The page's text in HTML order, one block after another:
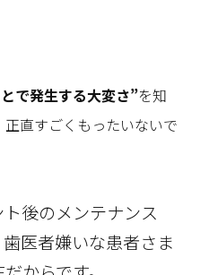
で発生する大変さ”を知
直すごくもったいないで
後のメンテナンス
医者嫌いな患者さま